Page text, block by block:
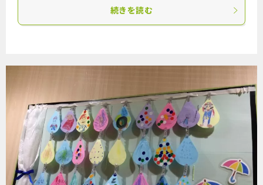
続きを読む